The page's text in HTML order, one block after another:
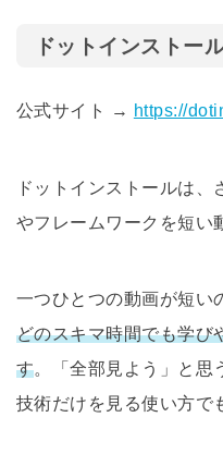
ドットインストー
公式サイト → https://
ドットインストールは
やフレームワークを短い
一つひとつの動画が短い
どのスキマ時間でも学び
す。「全部見よう」と思
技術だけを見る使い方で